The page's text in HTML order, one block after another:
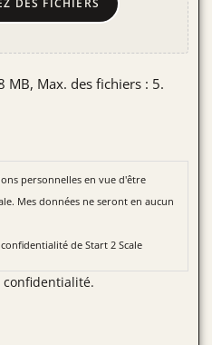
DES FICHIERS
MB, Max. des fichiers : 5.
personnelles en vue d'être
Mes données ne seront en aucun
de Start 2 Scale
confidentialité.